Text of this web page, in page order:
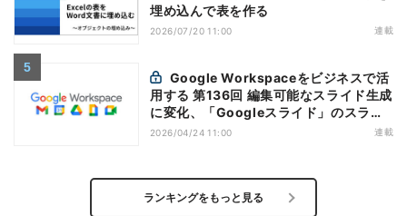
埋め込んで表を作る
2026/07/20 11:00 連載
用する 第136回 編集可能なスライド生成
に変化、「Googleスライド」のスライ
ド生成機能を応用
2026/04/24 11:00 連載
ランキングをもっと見る